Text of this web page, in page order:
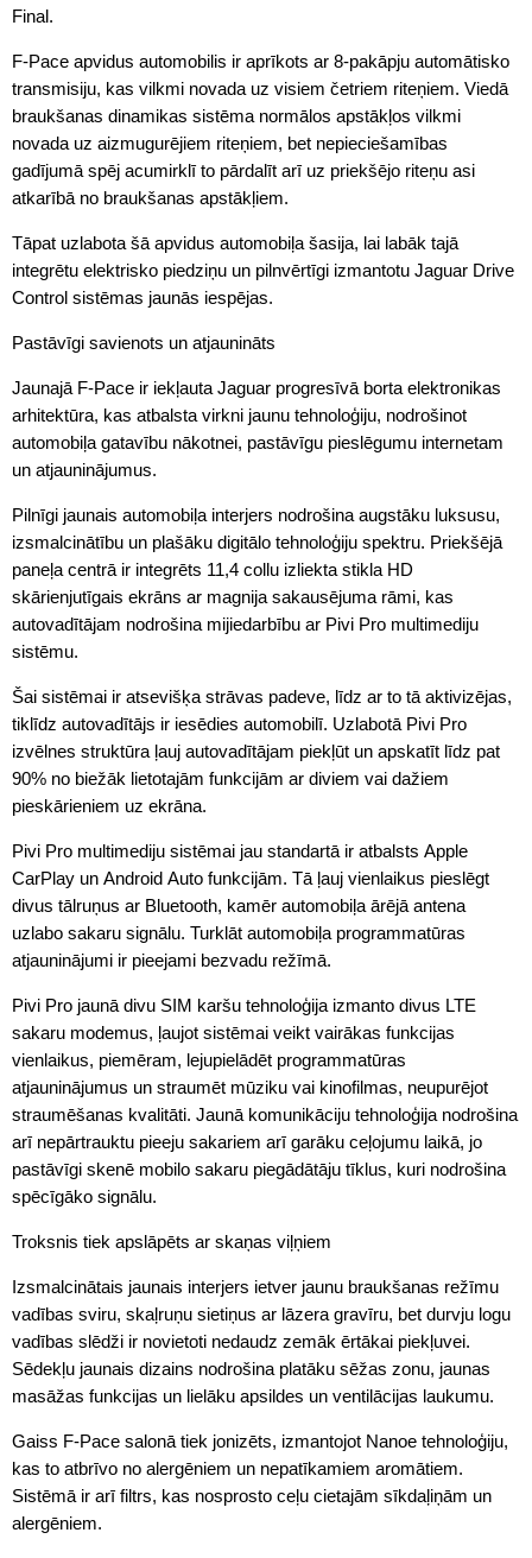
Final.
F-Pace apvidus automobilis ir aprīkots ar 8-pakāpju automātisko
transmisiju, kas vilkmi novada uz visiem četriem riteņiem. Viedā
braukšanas dinamikas sistēma normālos apstākļos vilkmi
novada uz aizmugurējiem riteņiem, bet nepieciešamības
gadījumā spēj acumirklī to pārdalīt arī uz priekšējo riteņu asi
atkarībā no braukšanas apstākļiem.
Tāpat uzlabota šā apvidus automobiļa šasija, lai labāk tajā
integrētu elektrisko piedziņu un pilnvērtīgi izmantotu Jaguar Drive
Control sistēmas jaunās iespējas.
Pastāvīgi savienots un atjaunināts
Jaunajā F-Pace ir iekļauta Jaguar progresīvā borta elektronikas
arhitektūra, kas atbalsta virkni jaunu tehnoloģiju, nodrošinot
automobiļa gatavību nākotnei, pastāvīgu pieslēgumu internetam
un atjauninājumus.
Pilnīgi jaunais automobiļa interjers nodrošina augstāku luksusu,
izsmalcinātību un plašāku digitālo tehnoloģiju spektru. Priekšējā
paneļa centrā ir integrēts 11,4 collu izliekta stikla HD
skārienjutīgais ekrāns ar magnija sakausējuma rāmi, kas
autovadītājam nodrošina mijiedarbību ar Pivi Pro multimediju
sistēmu.
Šai sistēmai ir atsevišķa strāvas padeve, līdz ar to tā aktivizējas,
tiklīdz autovadītājs ir iesēdies automobilī. Uzlabotā Pivi Pro
izvēlnes struktūra ļauj autovadītājam piekļūt un apskatīt līdz pat
90% no biežāk lietotajām funkcijām ar diviem vai dažiem
pieskārieniem uz ekrāna.
Pivi Pro multimediju sistēmai jau standartā ir atbalsts Apple
CarPlay un Android Auto funkcijām. Tā ļauj vienlaikus pieslēgt
divus tālruņus ar Bluetooth, kamēr automobiļa ārējā antena
uzlabo sakaru signālu. Turklāt automobiļa programmatūras
atjauninājumi ir pieejami bezvadu režīmā.
Pivi Pro jaunā divu SIM karšu tehnoloģija izmanto divus LTE
sakaru modemus, ļaujot sistēmai veikt vairākas funkcijas
vienlaikus, piemēram, lejupielādēt programmatūras
atjauninājumus un straumēt mūziku vai kinofilmas, neupurējot
straumēšanas kvalitāti. Jaunā komunikāciju tehnoloģija nodrošina
arī nepārtrauktu pieeju sakariem arī garāku ceļojumu laikā, jo
pastāvīgi skenē mobilo sakaru piegādātāju tīklus, kuri nodrošina
spēcīgāko signālu.
Troksnis tiek apslāpēts ar skaņas viļņiem
Izsmalcinātais jaunais interjers ietver jaunu braukšanas režīmu
vadības sviru, skaļruņu sietiņus ar lāzera gravīru, bet durvju logu
vadības slēdži ir novietoti nedaudz zemāk ērtākai piekļuvei.
Sēdekļu jaunais dizains nodrošina platāku sēžas zonu, jaunas
masāžas funkcijas un lielāku apsildes un ventilācijas laukumu.
Gaiss F-Pace salonā tiek jonizēts, izmantojot Nanoe tehnoloģiju,
kas to atbrīvo no alergēniem un nepatīkamiem aromātiem.
Sistēmā ir arī filtrs, kas nosprosto ceļu cietajām sīkdaļiņām un
alergēniem.